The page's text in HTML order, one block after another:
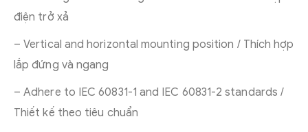
điện trở xả
– Vertical and horizontal mounting position / Thích hợp
lắp đứng và ngang
– Adhere to IEC 60831-1 and IEC 60831-2 standards /
Thiết kế theo tiêu chuẩn